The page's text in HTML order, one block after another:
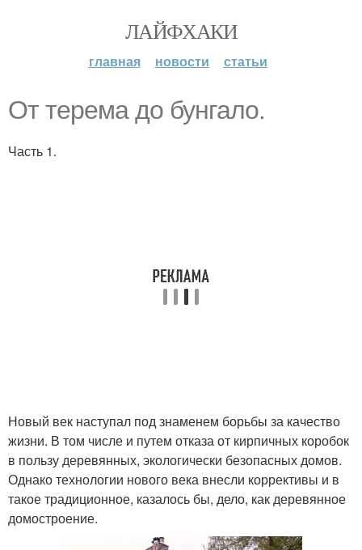
ЛАЙФХАКИ
главная новости статьи
От терема до бунгало.
Часть 1.
Новый век наступал под знаменем борьбы за качество
жизни. В том числе и путем отказа от кирпичных коробок
в пользу деревянных, экологически безопасных домов.
Однако технологии нового века внесли коррективы и в
такое традиционное, казалось бы, дело, как деревянное
домостроение.